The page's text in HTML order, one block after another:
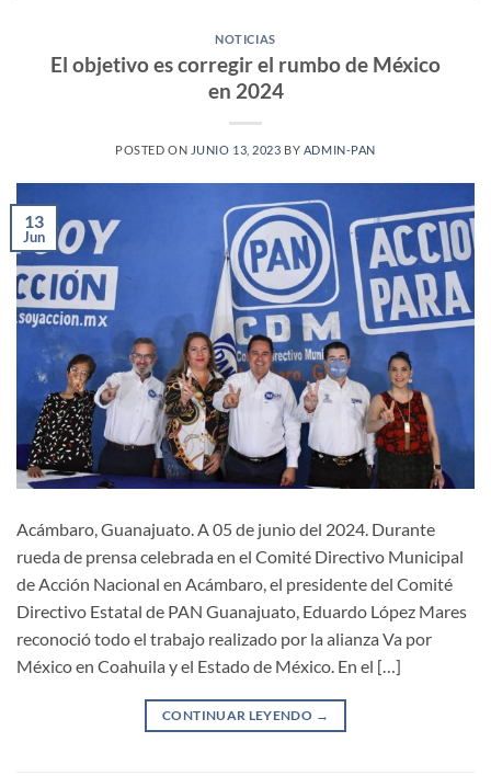
NOTICIAS
El objetivo es corregir el rumbo de México
en 2024
POSTED ON JUNIO 13, 2023 BY ADMIN-PAN
13
Jun
Acámbaro, Guanajuato. A 05 de junio del 2024. Durante
rueda de prensa celebrada en el Comité Directivo Municipal
de Acción Nacional en Acámbaro, el presidente del Comité
Directivo Estatal de PAN Guanajuato, Eduardo López Mares
reconoció todo el trabajo realizado por la alianza Va por
México en Coahuila y el Estado de México. En el […]
CONTINUAR LEYENDO →